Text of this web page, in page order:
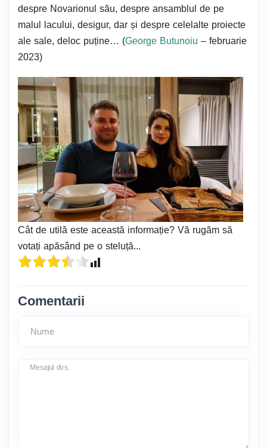
despre Novarionul său, despre ansamblul de pe
malul lacului, desigur, dar și despre celelalte proiecte
ale sale, deloc puține… (George Butunoiu – februarie
2023)
Cât de utilă este această informație? Vă rugăm să
votați apăsând pe o steluță...
Comentarii
Nume
Mesajul dvs.